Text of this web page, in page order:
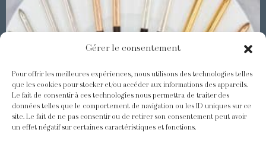
Gérer le consentement
Pour offrir les meilleures expériences, nous utilisons des technologies telles
que les cookies pour stocker et/ou accéder aux informations des appareils.
Le fait de consentir à ces technologies nous permettra de traiter des
données telles que le comportement de navigation ou les ID uniques sur ce
site. Le fait de ne pas consentir ou de retirer son consentement peut avoir
un effet négatif sur certaines caractéristiques et fonctions.
Les Baguettes Asiatiques Odiot